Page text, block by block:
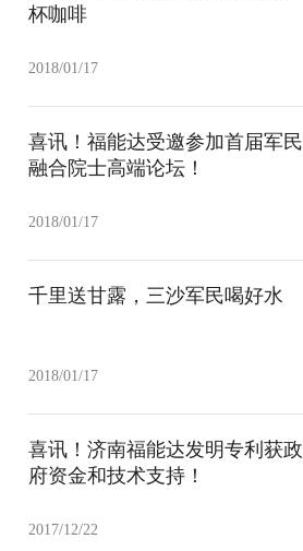
杯咖啡
2018/01/17
喜讯！福能达受邀参加首届军民
融合院士高端论坛！
2018/01/17
千里送甘露，三沙军民喝好水
2018/01/17
喜讯！济南福能达发明专利获政
府资金和技术支持！
2017/12/22